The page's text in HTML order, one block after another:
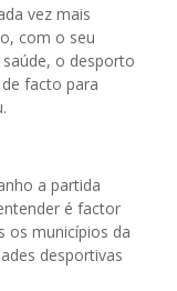
vez mais
com o seu
o desporto
facto para
a partida
é factor
os municípios da
desportivas